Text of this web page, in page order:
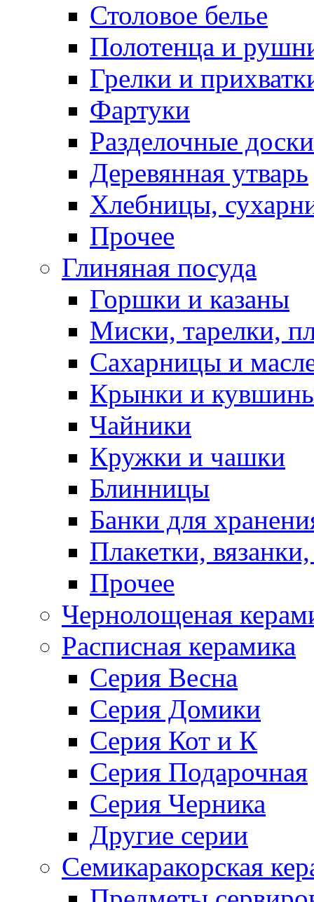
Столовое белье
Полотенца и
Грелки и
Фартуки
Разделочные доски
Деревянная утварь
Хлебницы,
Прочее
Глиняная посуда
Горшки и казаны
Миски, тарелки,
Сахарницы и
Крынки и
Чайники
Кружки и чашки
Блинницы
Банки для
Плакетки,
Прочее
Чернолощеная
Расписная керамика
Серия Весна
Серия Домики
Серия Кот и К
Серия Подарочная
Серия Черника
Другие серии
Семикаракорская